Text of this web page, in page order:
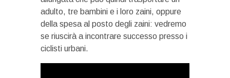
adulto, tre bambini e i loro zaini, oppure
della spesa al posto degli zaini: vedremo
se riuscirà a incontrare successo presso i
ciclisti urbani.